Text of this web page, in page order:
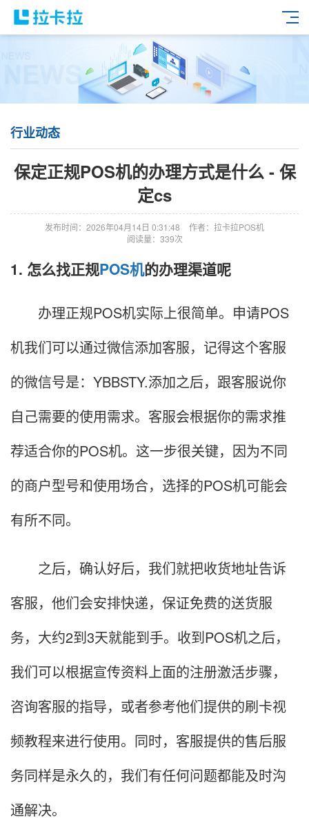
行业动态
保定正规POS机的办理方式是什么 - 保
定cs
发布时间：2026年04月14日 0:31:48
作者：拉卡拉POS机
阅读量：339次
1. 怎么找正规POS机的办理渠道呢
办理正规POS机实际上很简单。申请POS
机我们可以通过微信添加客服，记得这个客服
的微信号是：YBBSTY.添加之后，跟客服说你
自己需要的使用需求。客服会根据你的需求推
荐适合你的POS机。这一步很关键，因为不同
的商户型号和使用场合，选择的POS机可能会
有所不同。
之后，确认好后，我们就把收货地址告诉
客服，他们会安排快递，保证免费的送货服
务，大约2到3天就能到手。收到POS机之后，
我们可以根据宣传资料上面的注册激活步骤，
咨询客服的指导，或者参考他们提供的刷卡视
频教程来进行使用。同时，客服提供的售后服
务同样是永久的，我们有任何问题都能及时沟
通解决。